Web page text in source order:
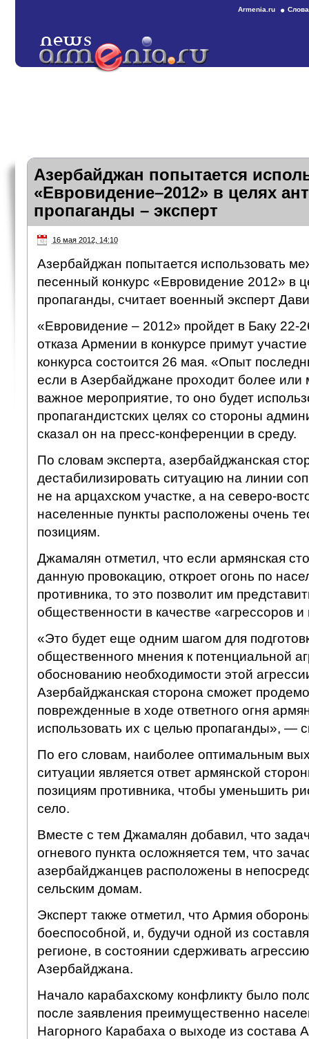
Armenia.ru
Азербайджан попытается
«Евровидение–2012» в целях
пропаганды – эксперт
16 мая 2012, 14:10
Азербайджан попытается использовать
песенный конкурс «Евровидение 2012» в
пропаганды, считает военный эксперт
«Евровидение – 2012» пройдет в Баку 22-
отказа Армении в конкурсе примут
конкурса состоится 26 мая. «Опыт
если в Азербайджане проходит более
важное мероприятие, то оно будет
пропагандистских целях со стороны
сказал он на пресс-конференции в среду.
По словам эксперта, азербайджанская
дестабилизировать ситуацию на линии
не на арцахском участке, а на северо-
населенные пункты расположены очень
позициям.
Джамалян отметил, что если армянская
данную провокацию, откроет огонь по
противника, то это позволит им
общественности в качестве «агрессоров и
«Это будет еще одним шагом для
общественного мнения к потенциальной
обоснованию необходимости этой
Азербайджанская сторона сможет
поврежденные в ходе ответного огня
использовать их с целью пропаганды», —
По его словам, наиболее оптимальным
ситуации является ответ армянской
позициям противника, чтобы уменьшить
село.
Вместе с тем Джамалян добавил, что
огневого пункта осложняется тем, что
азербайджанцев расположены в
сельским домам.
Эксперт также отметил, что Армия
боеспособной, и, будучи одной из
регионе, в состоянии сдерживать
Азербайджана.
Начало карабахскому конфликту было
после заявления преимущественно
Нагорного Карабаха о выходе из состава